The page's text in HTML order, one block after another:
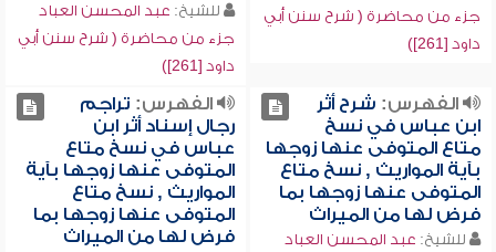
جزء من محاضرة ( شرح سنن أبي
داود [261])
للشيخ: عبد المحسن العباد
جزء من محاضرة ( شرح سنن أبي
داود [261])
الفهرس: شرح أثر
ابن عباس في نسخ
متاع المتوفى عنها زوجها
بآية المواريث , نسخ متاع
المتوفى عنها زوجها بما
فرض لها من الميراث
للشيخ: عبد المحسن العباد
الفهرس: تراجم
رجال إسناد أثر ابن
عباس في نسخ متاع
المتوفى عنها زوجها بآية
المواريث , نسخ متاع
المتوفى عنها زوجها بما
فرض لها من الميراث